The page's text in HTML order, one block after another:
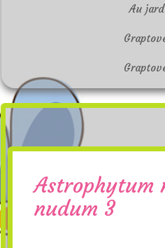
Au
Astrophytum
nudum 3